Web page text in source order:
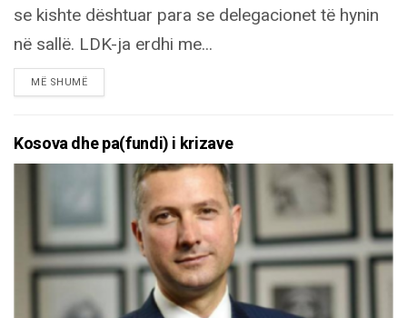
se kishte dështuar para se delegacionet të hynin
në sallë. LDK-ja erdhi me...
MË SHUMËDETAILS
Kosova dhe pa(fundi) i krizave